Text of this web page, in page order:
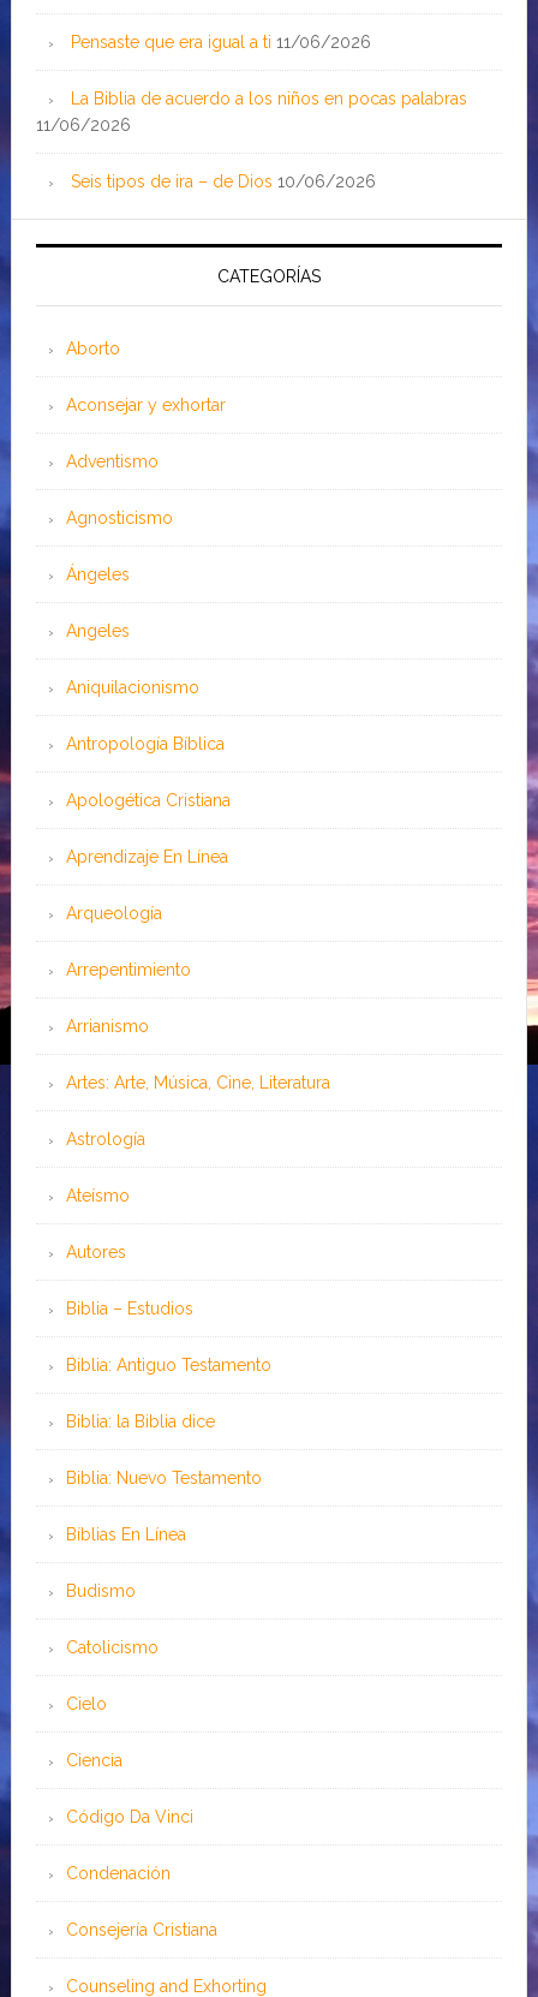
Pensaste que era igual a ti 11/06/2026
La Biblia de acuerdo a los niños en pocas palabras
11/06/2026
Seis tipos de ira – de Dios 10/06/2026
CATEGORÍAS
Aborto
Aconsejar y exhortar
Adventismo
Agnosticismo
Ángeles
Angeles
Aniquilacionismo
Antropología Bíblica
Apologética Cristiana
Aprendizaje En Línea
Arqueología
Arrepentimiento
Arrianismo
Artes: Arte, Música, Cine, Literatura
Astrología
Ateísmo
Autores
Biblia – Estudios
Biblia: Antiguo Testamento
Biblia: la Biblia dice
Biblia: Nuevo Testamento
Bíblias En Línea
Budismo
Catolicismo
Cielo
Ciencia
Código Da Vinci
Condenación
Consejería Cristiana
Counseling and Exhorting